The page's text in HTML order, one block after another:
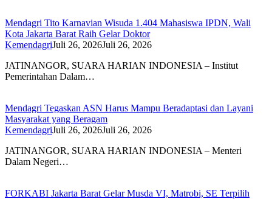
Mendagri Tito Karnavian Wisuda 1.404 Mahasiswa IPDN, Wali
Kota Jakarta Barat Raih Gelar Doktor
KemendagriJuli 26, 2026Juli 26, 2026
JATINANGOR, SUARA HARIAN INDONESIA – Institut
Pemerintahan Dalam…
Mendagri Tegaskan ASN Harus Mampu Beradaptasi dan Layani
Masyarakat yang Beragam
KemendagriJuli 26, 2026Juli 26, 2026
JATINANGOR, SUARA HARIAN INDONESIA – Menteri
Dalam Negeri…
FORKABI Jakarta Barat Gelar Musda VI, Matrobi, SE Terpilih